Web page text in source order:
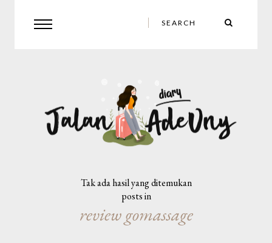
Tak ada hasil yang ditemukan
posts in
review gomassage